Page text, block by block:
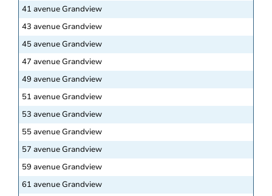
41 avenue Grandview
43 avenue Grandview
45 avenue Grandview
47 avenue Grandview
49 avenue Grandview
51 avenue Grandview
53 avenue Grandview
55 avenue Grandview
57 avenue Grandview
59 avenue Grandview
61 avenue Grandview